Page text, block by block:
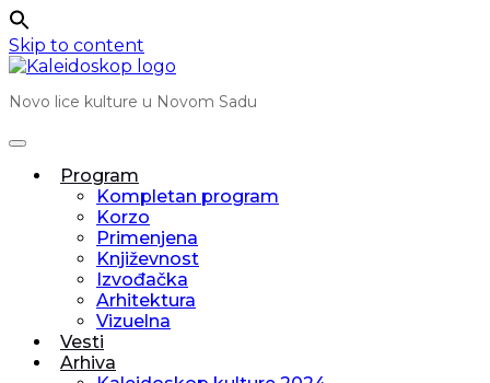
Skip to content
Novo lice kulture u Novom Sadu
Program
Kompletan program
Korzo
Primenjena
Književnost
Izvođačka
Arhitektura
Vizuelna
Vesti
Arhiva